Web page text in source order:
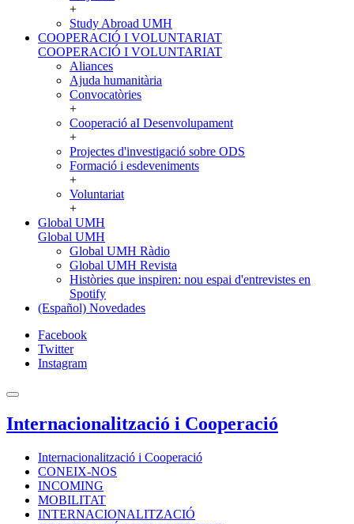
+
Study Abroad UMH
COOPERACIÓ I VOLUNTARIAT
COOPERACIÓ I VOLUNTARIAT
Aliances
Ajuda humanitària
Convocatòries
+
Cooperació aI Desenvolupament
+
Projectes d'investigació sobre ODS
Formació i esdeveniments
+
Voluntariat
+
Global UMH
Global UMH
Global UMH Ràdio
Global UMH Revista
Històries que inspiren: nou espai d'entrevistes en
Spotify
(Español) Novedades
Facebook
Twitter
Instagram
Internacionalització i Cooperació
Internacionalització i Cooperació
CONEIX-NOS
INCOMING
MOBILITAT
INTERNACIONALITZACIÓ